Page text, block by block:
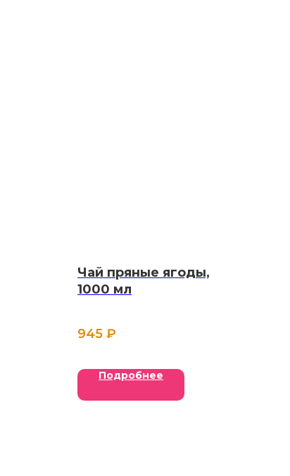
Чай пряные ягоды,
1000 мл
945 ₽
Подробнее